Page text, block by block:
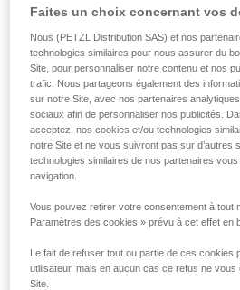
Utilisez un système de
supplémentaire comme
Utilisez impérativement
Gardez la main sur la
pour améliorer le
Rappel : si vous ne tenez pas
freinage, tout appui sur le levier
présente un risque de chute.
Attention aux
aux à-coups en cours de
obstacle ou du sol.
Attention, en cas de
Faites un choix concernant vos
Nous (PETZL Distribution SAS) et nos
technologies similaires pour nous assurer du
Site, pour personnaliser notre contenu et nos
trafic. Nous partageons également des
sur notre Site, avec nos partenaires
sociaux afin de personnaliser nos publicités.
acceptez, nos cookies et/ou technologies
notre Site et ne vous suivront pas sur d’autres
technologies similaires de nos partenaires
navigation.
Vous pouvez retirer votre consentement à tout
Paramètres des cookies » prévu à cet effet en
Le fait de refuser tout ou partie de ces cookies
utilisateur, mais en aucun cas ce refus ne vous
Site.